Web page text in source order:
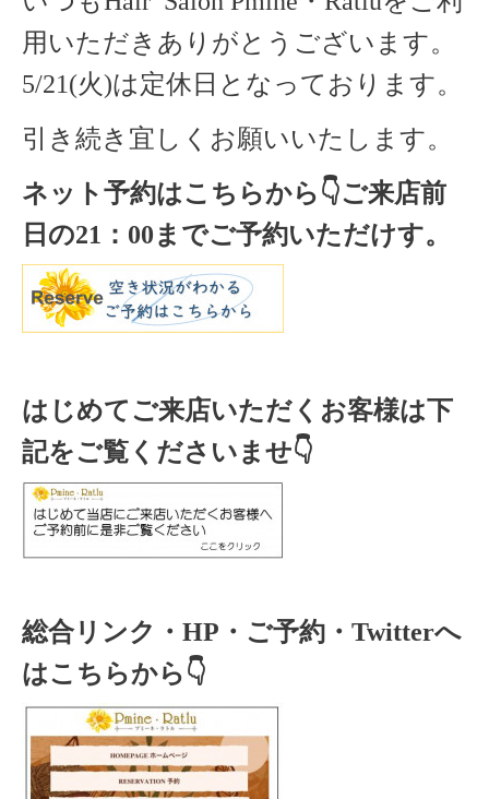
用いただきありがとうございます。
5/21(火)は定休日となっております。
引き続き宜しくお願いいたします。
ネット予約はこちらから👇ご来店前
日の21 ： 00までご予約いただけす。
はじめてご来店いただくお客様は下
記をご覧くださいませ👇
総合リンク・HP・ご予約・Twitterへ
はこちらから👇